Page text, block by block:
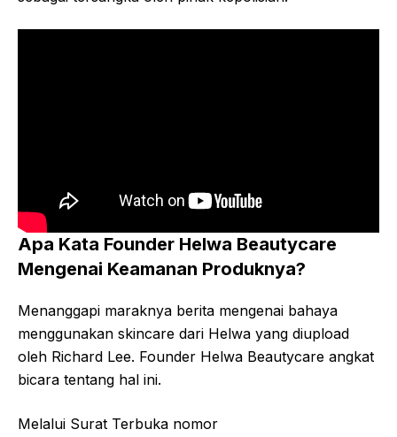
Apa Kata Founder Helwa Beautycare
Mengenai Keamanan Produknya?
Menanggapi maraknya berita mengenai bahaya
menggunakan skincare dari Helwa yang diupload
oleh Richard Lee. Founder Helwa Beautycare angkat
bicara tentang hal ini.
Melalui Surat Terbuka nomor